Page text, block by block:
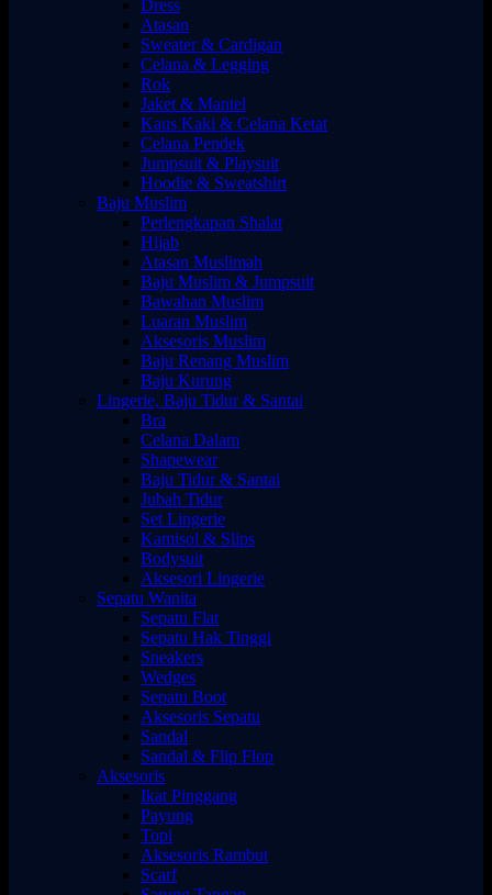
Dress
Atasan
Sweater & Cardigan
Celana & Legging
Rok
Jaket & Mantel
Kaus Kaki & Celana Ketat
Celana Pendek
Jumpsuit & Playsuit
Hoodie & Sweatshirt
Baju Muslim
Perlengkapan Shalat
Hijab
Atasan Muslimah
Baju Muslim & Jumpsuit
Bawahan Muslim
Luaran Muslim
Aksesoris Muslim
Baju Renang Muslim
Baju Kurung
Lingerie, Baju Tidur & Santai
Bra
Celana Dalam
Shapewear
Baju Tidur & Santai
Jubah Tidur
Set Lingerie
Kamisol & Slips
Bodysuit
Aksesori Lingerie
Sepatu Wanita
Sepatu Flat
Sepatu Hak Tinggi
Sneakers
Wedges
Sepatu Boot
Aksesoris Sepatu
Sandal
Sandal & Flip Flop
Aksesoris
Ikat Pinggang
Payung
Topi
Aksesoris Rambut
Scarf